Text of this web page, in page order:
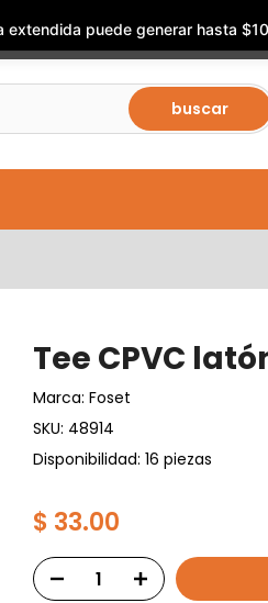
extendida puede generar hasta
buscar
Tee CPVC
Marca: Foset
SKU: 48914
Disponibilidad: 16 piezas
$ 33.00